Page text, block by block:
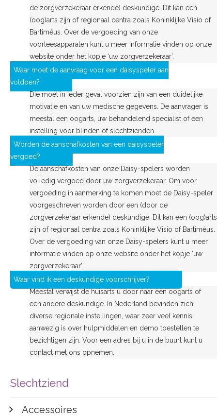
Slechtziend
Accessoires
de zorgverzekeraar erkende) deskundige. Dit kan een
(oog)arts zijn of regionaal centra zoals Koninklijke Visio of
Bartiméus. Over de vergoeding van onze
voorleesapparaten kunt u meer informatie vinden op onze
website onder het kopje ‘uw zorgverzekeraar’.
Waar moet de aanvraag voor een daisyspeler aan
voldoen?
Die moet in ieder geval voorzien zijn van een duidelijke
motivatie en van uw medische gegevens. De aanvrager is
meestal een oogarts, uw behandelend specialist of een
instelling voor blinden of slechtzienden.
Worden de aanschafkosten van een daisyspeler
vergoed?
De aanschafkosten van onze Daisy-spelers worden
volledig vergoed door uw zorgverzekeraar. Om voor
vergoeding in aanmerking te komen moet de Daisy-speler
voorgeschreven worden door een (door de
zorgverzekeraar erkende) deskundige. Dit kan een (oog)arts
zijn of regionaal centra zoals Koninklijke Visio of Bartiméus.
Over de vergoeding van onze Daisy-spelers kunt u meer
informatie vinden op onze website onder het kopje ‘uw
zorgverzekeraar’.
Waar vind ik een deskundige voorschrijver?
Meestal verwijst de huisarts u door naar een oogarts of
een andere deskundige. In Nederland bevinden zich
diverse regionale instellingen, waar zeer veel kennis
aanwezig is over hulpmiddelen en demo toestellen te
bezichtigen zijn. Voor een adres bij u in de buurt kunt u
contact met ons opnemen.